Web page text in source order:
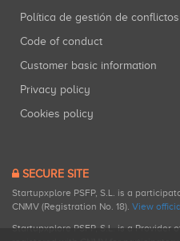
Política de gestión de
Code of conduct
Customer basic information
Privacy policy
Cookies policy
SECURE SITE
Startupxplore PSFP, S.L. is a
CNMV (Registration No. 18). View
Startupxplore PSFP, S.L. is a Provider